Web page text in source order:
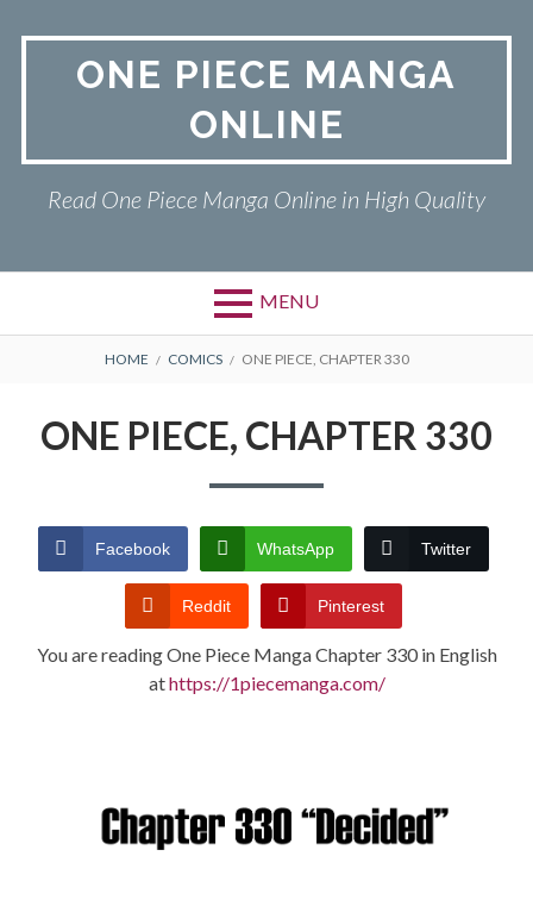
ONE PIECE MANGA
ONLINE
Read One Piece Manga Online in High Quality
MENU
Primary
ONE PIECE
TERMS AND
CONDITIONS
BREADCRUMBS
HOME COMICS ONE PIECE, CHAPTER 330
ONE PIECE, CHAPTER 330
Facebook WhatsApp Twitter
Reddit Pinterest
You are reading One Piece Manga Chapter 330 in English
athttps://1piecemanga.com/